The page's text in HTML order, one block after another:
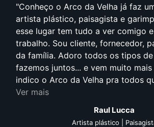
Conheço o Arco da Velha já faz
artista plástico, paisagista e
esse lugar tem tudo a ver comigo
trabalho. Sou cliente, fornecedor,
da família. Adoro todos os tipos
fazemos juntos... e vem muito mais
indico o Arco da Velha pra todos
Ver mais
Raul Lucca
Artista plástico |